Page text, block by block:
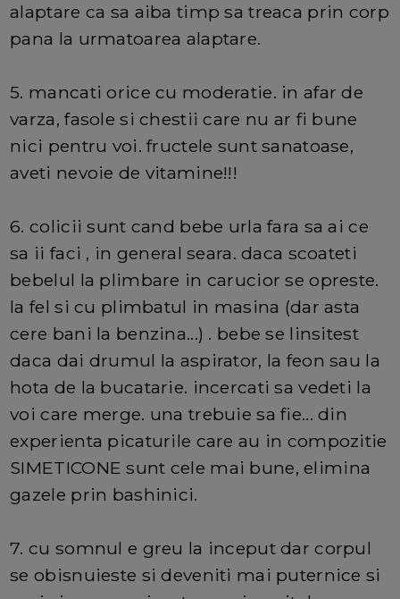
alaptare ca sa aiba timp sa treaca prin corp
pana la urmatoarea alaptare.
5. mancati orice cu moderatie. in afar de
varza, fasole si chestii care nu ar fi bune
nici pentru voi. fructele sunt sanatoase,
aveti nevoie de vitamine!!!
6. colicii sunt cand bebe urla fara sa ai ce
sa ii faci , in general seara. daca scoateti
bebelul la plimbare in carucior se opreste.
la fel si cu plimbatul in masina (dar asta
cere bani la benzina...) . bebe se linsitest
daca dai drumul la aspirator, la feon sau la
hota de la bucatarie. incercati sa vedeti la
voi care merge. una trebuie sa fie... din
experienta picaturile care au in compozitie
SIMETICONE sunt cele mai bune, elimina
gazele prin bashinici.
7. cu somnul e greu la inceput dar corpul
se obisnuieste si deveniti mai puternice si